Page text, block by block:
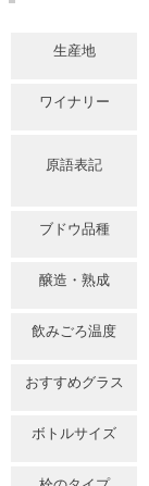
生産地
ワイナリー
原語表記
ブドウ品種
醸造・熟成
飲みごろ温度
おすすめグラス
ボトルサイズ